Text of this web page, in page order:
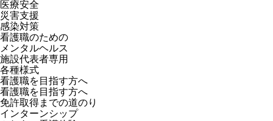
医療安全
災害支援
感染対策
看護職のための
メンタルヘルス
施設代表者専用
各種様式
看護職を目指す方へ
看護職を目指す方へ
免許取得までの道のり
インターンシップ